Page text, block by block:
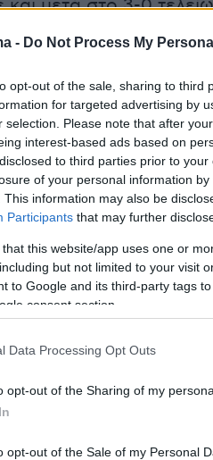
- Do Not Process My
opt-out of the sale, sharing to third
for targeted advertising by
selection. Please note that after
interest-based ads based on
to third parties prior to
of your personal information
This information may also be
Participants that may further
that this website/app uses one or
but not limited to your visit
to Google and its third-party tags
consent section.
Data Processing Opt Outs
opt-out of the Sharing of my
opt-out of the Sale of my Personal
μετά στο 3-0
ποιότητα, φυσικά
του σκορ δεν μας
είναι δύσκολο να του
παράπονα από τους
Ολιβέιρα: «Αν δεν
και να
γνώμη μου δεν ήταν
θα πρέπει να το δω
στα
Θα θέλαμε σήμερα
50 αλλά σεβόμαστε τις